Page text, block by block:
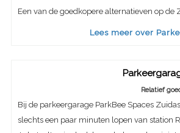
Een van de goedkopere alternatieven op de
Lees meer over
Relatief
Bij de parkeergarage ParkBee Spaces
slechts een paar minuten lopen van station